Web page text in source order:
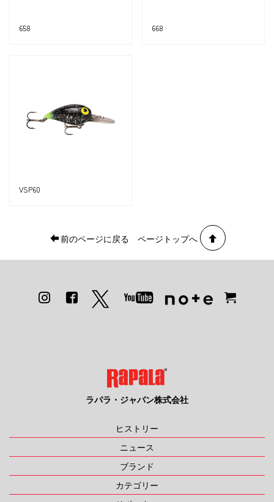
658 668
VSP60
前のページに戻る ページトップへ
ラパラ・ジャパン株式会社
ヒストリー
ニュース
ブランド
カテゴリー